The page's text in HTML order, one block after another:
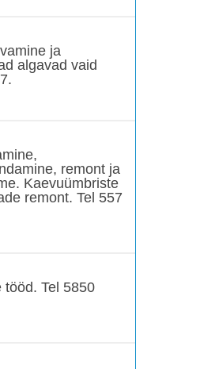
ja
algavad vaid
remont ja
Kaevuümbriste
remont. Tel 557
tööd. Tel 5850